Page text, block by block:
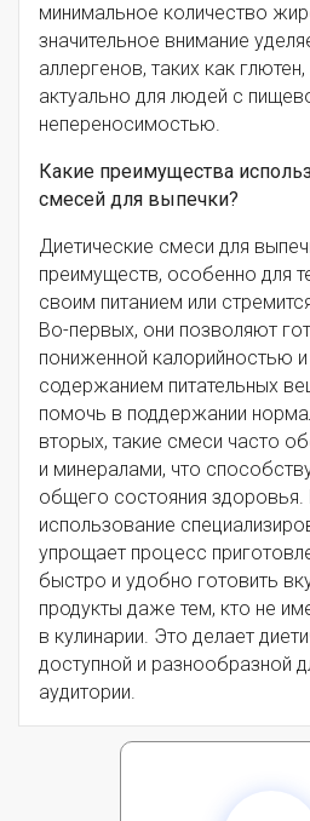
минимальное количество
значительное внимание
аллергенов, таких как
актуально для людей с
непереносимостью.
Какие преимущества
смесей для выпечки?
Диетические смеси для
преимуществ, особенно для
своим питанием или
Во-первых, они позволяют
пониженной калорийностью
содержанием питательных
помочь в поддержании
вторых, такие смеси часто
и минералами, что
общего состояния здоровья.
использование
упрощает процесс
быстро и удобно готовить
продукты даже тем, кто не
в кулинарии. Это делает
доступной и разнообразной
аудитории.